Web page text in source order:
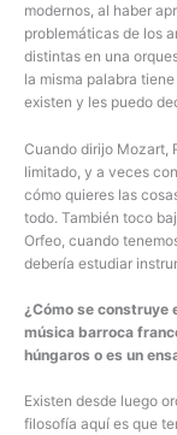
modernos, al haber
problemáticas de los
distintas en una
la misma palabra
existen y les puedo
Cuando dirijo Mozart,
limitado, y a veces
cómo quieres las
todo. También toco
Orfeo, cuando
debería estudiar
¿Cómo se construye
música barroca
húngaros o es un
Existen desde luego
filosofía aquí es que